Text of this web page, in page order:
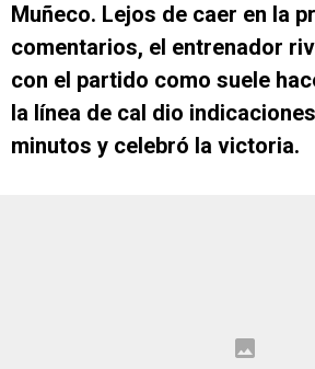
Muñeco. Lejos de caer en la
comentarios, el entrenador
con el partido como suele
la línea de cal dio
minutos y celebró la victoria.